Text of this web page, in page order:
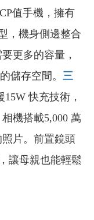
值手機，擁有
，機身側邊整合
更多的容量，
儲存空間。 三
15W 快充技術，
機搭載5,000 萬
片。前置鏡頭
讓母親也能輕鬆